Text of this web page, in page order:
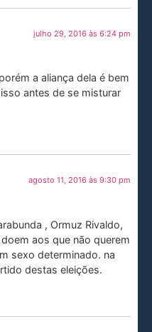
julho 29, 2016 às 6:24 pm
a aliança dela é bem
antes de se misturar
agosto 11, 2016 às 9:30 pm
, Ormuz Rivaldo,
aos que não querem
sexo determinado. na
destas eleições.